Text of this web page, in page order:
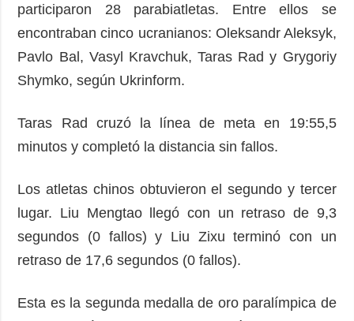
participaron 28 parabiatletas. Entre ellos se
encontraban cinco ucranianos: Oleksandr Aleksyk,
Pavlo Bal, Vasyl Kravchuk, Taras Rad y Grygoriy
Shymko, según Ukrinform.
Taras Rad cruzó la línea de meta en 19:55,5
minutos y completó la distancia sin fallos.
Los atletas chinos obtuvieron el segundo y tercer
lugar. Liu Mengtao llegó con un retraso de 9,3
segundos (0 fallos) y Liu Zixu terminó con un
retraso de 17,6 segundos (0 fallos).
Esta es la segunda medalla de oro paralímpica de